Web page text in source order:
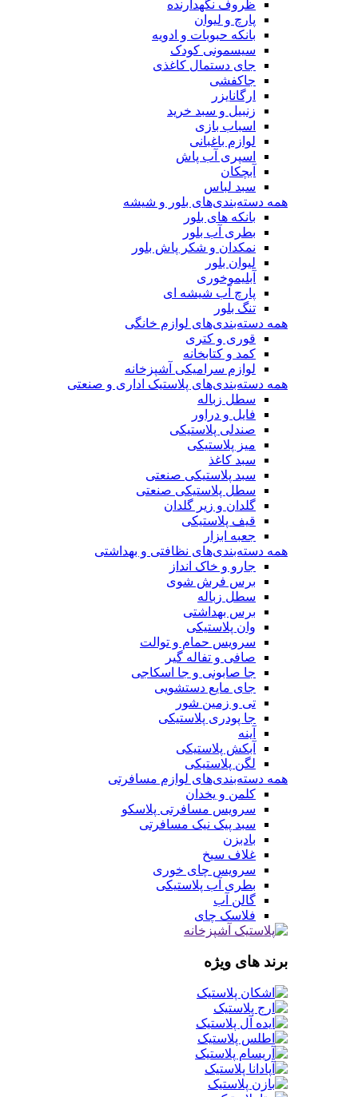
ظروف نگهدارنده
پارچ و لیوان
بانکه حبوبات و ادویه
سیسمونی کودک
جای دستمال کاغذی
جاکفشی
ارگانایزر
زنبیل و سبد خرید
اسباب بازی
لوازم باغبانی
اسپری آب پاش
آبچکان
سبد لباس
همه دسته‌بندی‌های بلور و شیشه
بانکه های بلور
بطری آب بلور
نمکدان و شکر پاش بلور
لیوان بلور
آبلیموخوری
پارچ آب شیشه ای
تنگ بلور
همه دسته‌بندی‌های لوازم خانگی
قوری و کتری
کمد و کتابخانه
لوازم سرامیکی آشپزخانه
همه دسته‌بندی‌های پلاستیک اداری و صنعتی
سطل زباله
فایل و دراور
صندلی پلاستیکی
میز پلاستیکی
سبد کاغذ
سبد پلاستیکی صنعتی
سطل پلاستیکی صنعتی
گلدان و زیر گلدان
قیف پلاستیکی
جعبه ابزار
همه دسته‌بندی‌های نظافتی و بهداشتی
جارو و خاک انداز
برس فرش شوی
سطل زباله
برس بهداشتی
وان پلاستیکی
سرویس حمام و توالت
صافی و تفاله گیر
جا صابونی و جا اسکاجی
جای مایع دستشویی
تی و زمین شور
جا پودری پلاستیکی
آینه
آبکش پلاستیکی
لگن پلاستیکی
همه دسته‌بندی‌های لوازم مسافرتی
کلمن و یخدان
سرویس مسافرتی پلاسکو
سبد پیک نیک مسافرتی
بادبزن
غلاف سیخ
سرویس چای خوری
بطری آب پلاستیکی
گالن آب
فلاسک چای
برند های ویژه